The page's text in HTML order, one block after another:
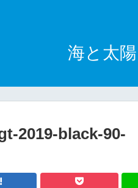
海と太
2019-black-90-